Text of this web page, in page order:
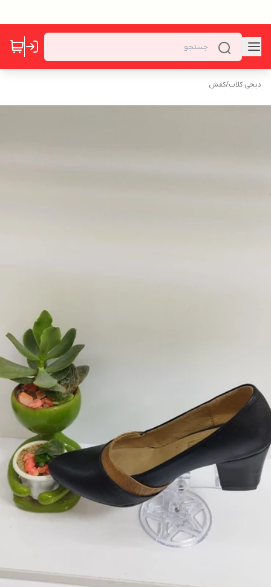
دیجی کلاب/کفش